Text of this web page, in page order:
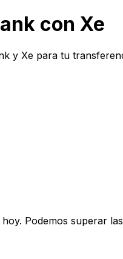
con Xe
y Xe para tu
Podemos superar